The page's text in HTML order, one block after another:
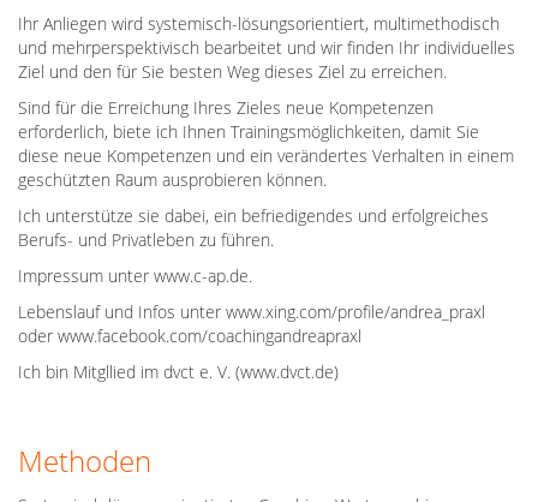
Ihr Anliegen wird systemisch-lösungsorientiert, multimethodisch
und mehrperspektivisch bearbeitet und wir finden Ihr individuelles
Ziel und den für Sie besten Weg dieses Ziel zu erreichen.
Sind für die Erreichung Ihres Zieles neue Kompetenzen
erforderlich, biete ich Ihnen Trainingsmöglichkeiten, damit Sie
diese neue Kompetenzen und ein verändertes Verhalten in einem
geschützten Raum ausprobieren können.
Ich unterstütze sie dabei, ein befriedigendes und erfolgreiches
Berufs- und Privatleben zu führen.
Impressum unter www.c-ap.de.
Lebenslauf und Infos unter www.xing.com/profile/andrea_praxl
oder www.facebook.com/coachingandreapraxl
Ich bin Mitgllied im dvct e. V. (www.dvct.de)
Methoden